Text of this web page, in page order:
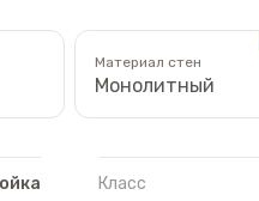
Материал стен
Монолитный
Класс